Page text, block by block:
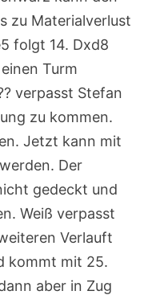
zu Materialverlust
folgt 14. Dxd8
Turm
verpasst Stefan
zu kommen.
Jetzt kann mit
Der
gedeckt und
Weiß verpasst
Verlauft
kommt mit 25.
aber in Zug